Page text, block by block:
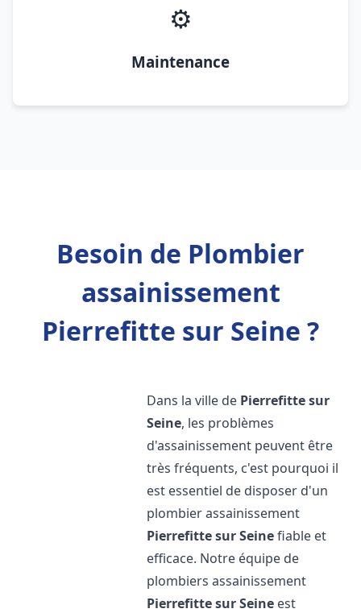
⚙️
Maintenance
Besoin de Plombier
assainissement
Pierrefitte sur Seine ?
Dans la ville de Pierrefitte sur
Seine, les problèmes
d'assainissement peuvent être
très fréquents, c'est pourquoi il
est essentiel de disposer d'un
plombier assainissement
Pierrefitte sur Seinefiable et
efficace. Notre équipe de
plombiers assainissement
Pierrefitte sur Seine est